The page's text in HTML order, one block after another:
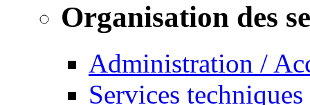
Organisation des
Administration /
Services techniques